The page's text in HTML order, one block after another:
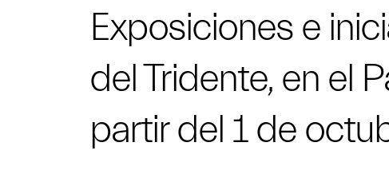
Exposiciones e
del Tridente, en el
partir del 1 de